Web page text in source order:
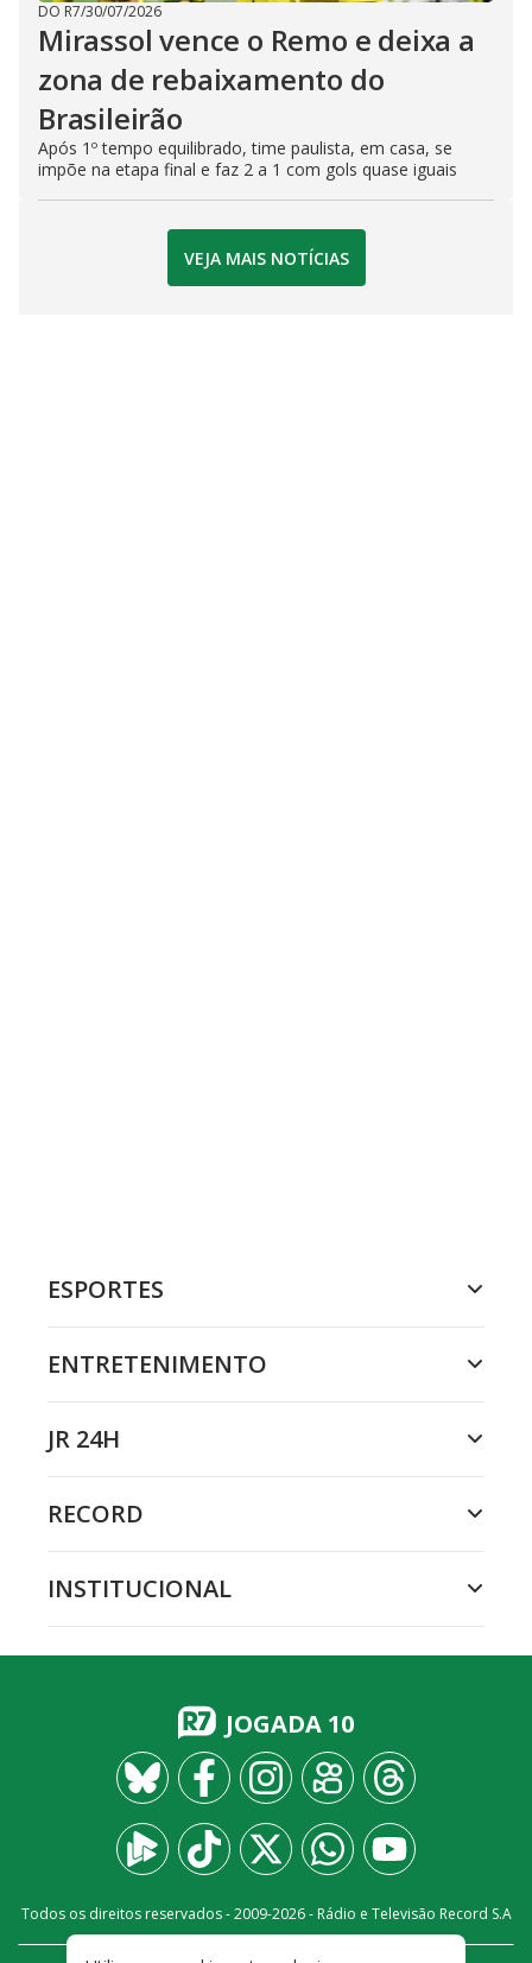
DO R7/30/07/2026
Mirassol vence o Remo e deixa a
zona de rebaixamento do
Brasileirão
Após 1º tempo equilibrado, time paulista, em casa, se
impõe na etapa final e faz 2 a 1 com gols quase iguais
VEJA MAIS NOTÍCIAS
ESPORTES
ENTRETENIMENTO
JR 24H
RECORD
INSTITUCIONAL
JOGADA 10
Todos os direitos reservados - 2009-2026- Rádio e Televisão Record S.A